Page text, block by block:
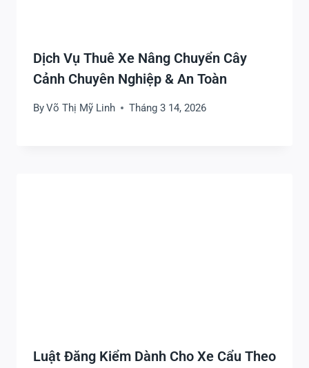
Dịch Vụ Thuê Xe Nâng Chuyển Cây
Cảnh Chuyên Nghiệp & An Toàn
ByVõ Thị Mỹ Linh Tháng 3 14, 2026
Luật Đăng Kiểm Dành Cho Xe Cẩu Theo